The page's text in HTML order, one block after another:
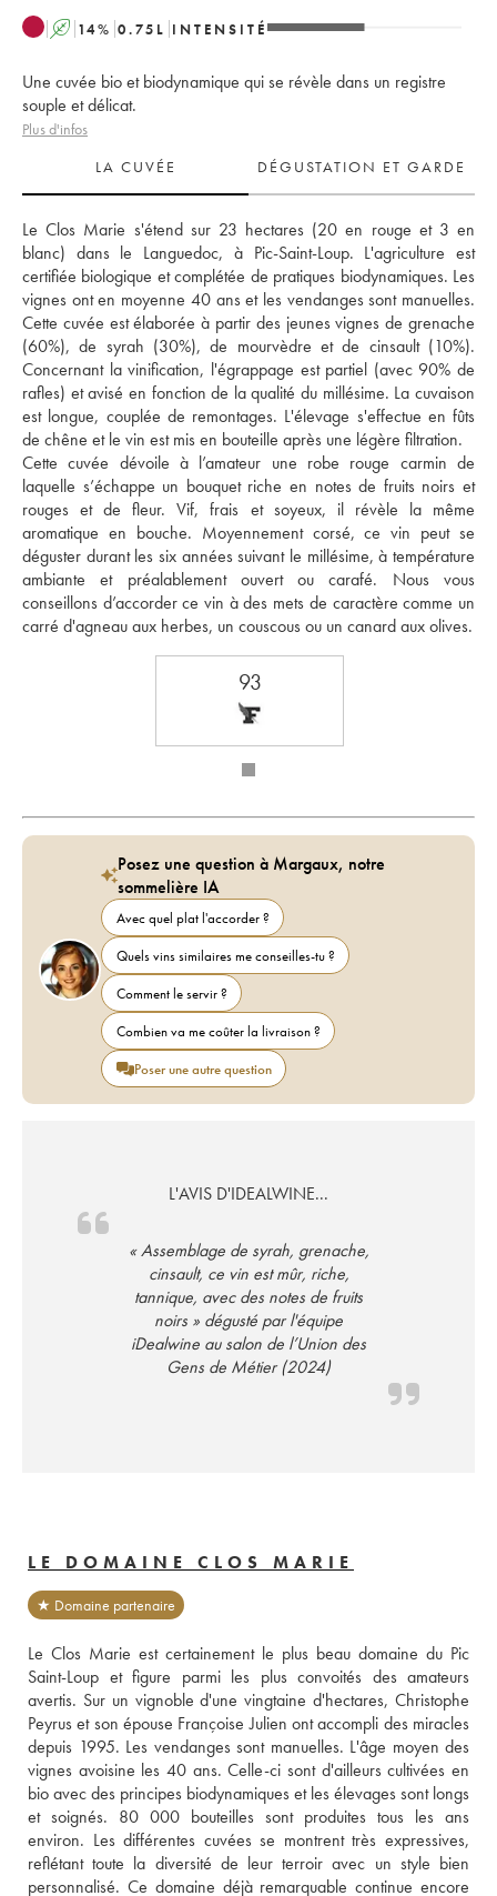
A 14% 0.75 L INTENSITÉ
Une cuvée bio et biodynamique qui se révèle dans un registre
souple et délicat.
Plus d'infos
LA CUVÉE
DÉGUSTATION ET GARDE
Le Clos Marie s'étend sur 23 hectares (20 en rouge et 3 en
blanc) dans le Languedoc, à Pic-Saint-Loup. L'agriculture est
certifiée biologique et complétée de pratiques biodynamiques. Les
vignes ont en moyenne 40 ans et les vendanges sont manuelles.
Cette cuvée est élaborée à partir des jeunes vignes de grenache
(60%), de syrah (30%), de mourvèdre et de cinsault (10%).
Concernant la vinification, l'égrappage est partiel (avec 90% de
rafles) et avisé en fonction de la qualité du millésime. La cuvaison
est longue, couplée de remontages. L'élevage s'effectue en fûts
de chêne et le vin est mis en bouteille après une légère filtration.
Cette cuvée dévoile à l’amateur une robe rouge carmin de
laquelle s’échappe un bouquet riche en notes de fruits noirs et
rouges et de fleur. Vif, frais et soyeux, il révèle la même
aromatique en bouche. Moyennement corsé, ce vin peut se
déguster durant les six années suivant le millésime, à température
ambiante et préalablement ouvert ou carafé. Nous vous
conseillons d’accorder ce vin à des mets de caractère comme un
carré d'agneau aux herbes, un couscous ou un canard aux olives.
93
Posez une question à Margaux, notre
sommelière IA
Avec quel plat l'accorder ?
Quels vins similaires me conseilles-tu ?
Comment le servir ?
Combien va me coûter la livraison ?
Poser une autre question
L'AVIS D'IDEALWINE...
« Assemblage de syrah, grenache,
cinsault, ce vin est mûr, riche,
tannique, avec des notes de fruits
noirs » dégusté par l'équipe
iDealwine au salon de l’Union des
Gens de Métier (2024)
LE DOMAINE CLOS MARIE
★ Domaine partenaire
Le Clos Marie est certainement le plus beau domaine du Pic
Saint-Loup et figure parmi les plus convoités des amateurs
avertis. Sur un vignoble d'une vingtaine d'hectares, Christophe
Peyrus et son épouse Françoise Julien ont accompli des miracles
depuis 1995. Les vendanges sont manuelles. L'âge moyen des
vignes avoisine les 40 ans. Celle-ci sont d'ailleurs cultivées en
bio avec des principes biodynamiques et les élevages sont longs
et soignés. 80 000 bouteilles sont produites tous les ans
environ. Les différentes cuvées se montrent très expressives,
reflétant toute la diversité de leur terroir avec un style bien
personnalisé. Ce domaine déjà remarquable continue encore